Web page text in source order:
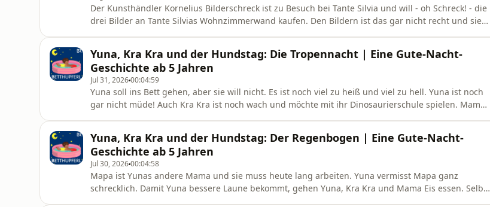
Der Kunsthändler Kornelius Bilderschreck ist zu Besuch bei Tante Silvia und will - oh Schreck! - die
drei Bilder an Tante Silvias Wohnzimmerwand kaufen. Den Bildern ist das gar nicht recht und sie
Yuna, Kra Kra und der Hundstag: Die Tropennacht | Eine Gute-Nacht-
Geschichte ab 5 Jahren
Jul 31, 202600:04:59
Yuna soll ins Bett gehen, aber sie will nicht. Es ist noch viel zu heiß und viel zu hell. Yuna ist noch
gar nicht müde! Auch Kra Kra ist noch wach und möchte mit ihr Dinosaurierschule spielen. Mama
Yuna, Kra Kra und der Hundstag: Der Regenbogen | Eine Gute-Nacht-
Geschichte ab 5 Jahren
Jul 30, 202600:04:58
Mapa ist Yunas andere Mama und sie muss heute lang arbeiten. Yuna vermisst Mapa ganz
schrecklich. Damit Yuna bessere Laune bekommt, gehen Yuna, Kra Kra und Mama Eis essen. Selbst